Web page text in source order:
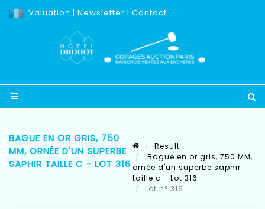
Valuation | Newsletter | Contact
BAGUE EN OR GRIS, 750
MM, ORNÉE D'UN SUPERBE
SAPHIR TAILLE C - LOT 316
Result
Bague en or gris, 750 MM,
ornée d'un superbe saphir
taille c - Lot 316
Lot n° 316